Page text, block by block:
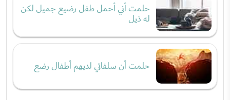
حلمت أني أحمل طفل رضيع جميل لكن
له ذيل
حلمت أن سلفاتي لديهم أطفال رضع